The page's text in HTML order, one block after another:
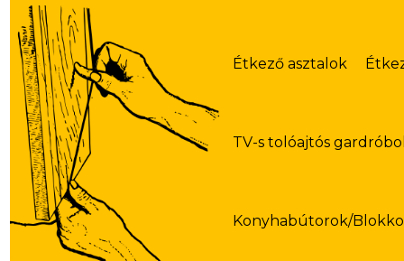
Étkező asztalok
TV-s tolóajtós
Konyhabútorok/